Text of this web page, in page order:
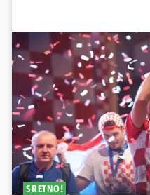
SRETNO!